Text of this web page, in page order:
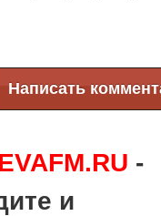
Написать
-
и